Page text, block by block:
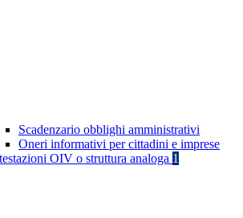
Scadenzario obblighi amministrativi
Oneri informativi per cittadini e imprese
OIV o struttura analoga 1